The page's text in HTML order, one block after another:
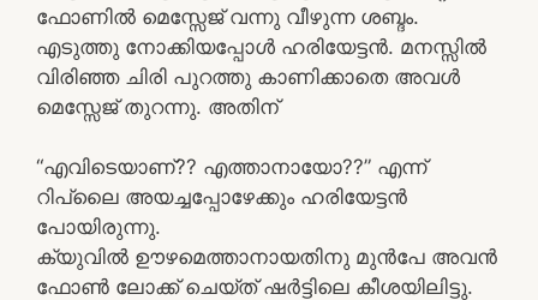
ഫോണിൽ മെസ്സേജ് വന്നു വീഴുന്ന ശബ്ദം.
എടുത്തു നോക്കിയപ്പോൾ ഹരിയേട്ടൻ. മനസ്സിൽ
വിരിഞ്ഞ ചിരി പുറത്തു കാണിക്കാതെ അവൾ
മെസ്സേജ് തുറന്നു. അതിന്
“എവിടെയാണ്?? എത്താനായോ??” എന്ന്
റിപ്ലൈ അയച്ചപ്പോഴേക്കും ഹരിയേട്ടൻ
പോയിരുന്നു.
ക്യുവിൽ ഊഴമെത്താനായതിനു മുൻപേ അവൻ
ഫോൺ ലോക്ക് ചെയ്ത് ഷർട്ടിലെ കീശയിലിട്ടു.